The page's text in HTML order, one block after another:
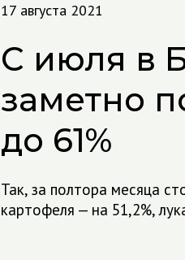
17 августа 2021
С июля в
заметно
до 61%
Так, за полтора месяца
картофеля — на 51,2%,